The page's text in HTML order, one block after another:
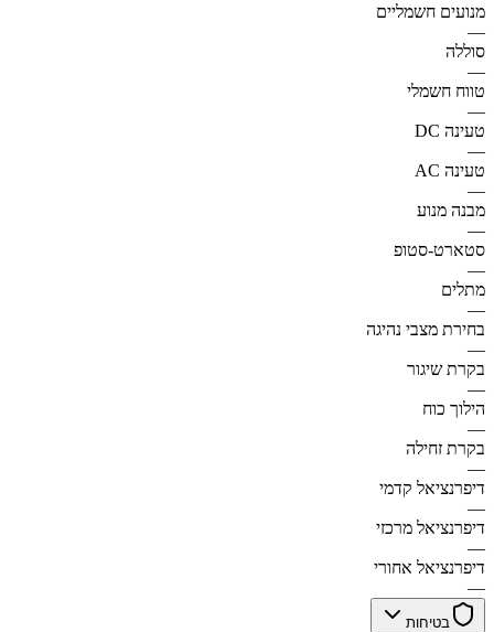
מנועים חשמליים
—
סוללה
—
טווח חשמלי
—
טעינה DC
—
טעינה AC
—
מבנה מנוע
—
סטארט-סטופ
—
מתלים
—
בחירת מצבי נהיגה
—
בקרת שיגור
—
הילוך כוח
—
בקרת זחילה
—
דיפרנציאל קדמי
—
דיפרנציאל מרכזי
—
דיפרנציאל אחורי
—
בטיחות